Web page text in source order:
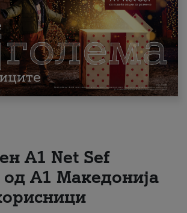
Деловни
A1 Net Sеf
А1 Македонија